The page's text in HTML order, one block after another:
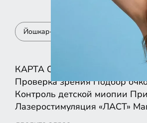
Йошкар-Ола
КАРТА СПИСКОМ
Проверка зрения Подбор
Контроль детской миопии
Лазеростимуляция «ЛАСТ»